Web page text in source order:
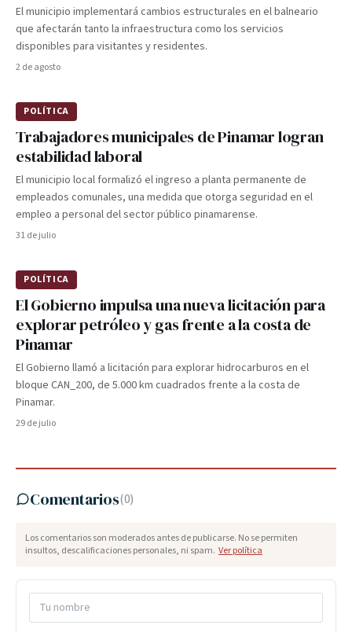
El municipio implementará cambios estructurales en el balneario
que afectarán tanto la infraestructura como los servicios
disponibles para visitantes y residentes.
2 de agosto
POLÍTICA
Trabajadores municipales de Pinamar logran
estabilidad laboral
El municipio local formalizó el ingreso a planta permanente de
empleados comunales, una medida que otorga seguridad en el
empleo a personal del sector público pinamarense.
31 de julio
POLÍTICA
El Gobierno impulsa una nueva licitación para
explorar petróleo y gas frente a la costa de
Pinamar
El Gobierno llamó a licitación para explorar hidrocarburos en el
bloque CAN_200, de 5.000 km cuadrados frente a la costa de
Pinamar.
29 de julio
Comentarios(0)
Los comentarios son moderados antes de publicarse. No se permiten
insultos, descalificaciones personales, ni spam. Ver política